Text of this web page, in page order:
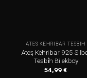
ATES KEHRIBAR TESBIH
Ateş Kehribar 925
Tesbi̇h Bilekboy
54,99€